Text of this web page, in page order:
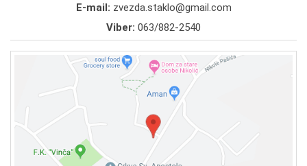
E-mail: zvezda.staklo@gmail.com
Viber: 063/882-2540